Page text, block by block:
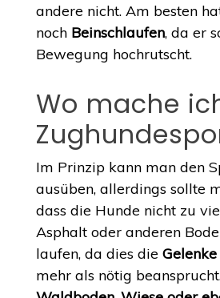
andere nicht. Am besten
noch Beinschlaufen, da er
Bewegung hochrutscht.
Wo mache
Im Prinzip kann man den
ausüben, allerdings sollte
dass die Hunde nicht zu
Asphalt oder anderen
laufen, da dies die Gelenke
mehr als nötig